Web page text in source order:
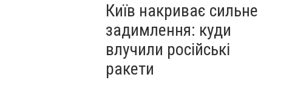
Київ накриває сильне
задимлення: куди
влучили російські
ракети